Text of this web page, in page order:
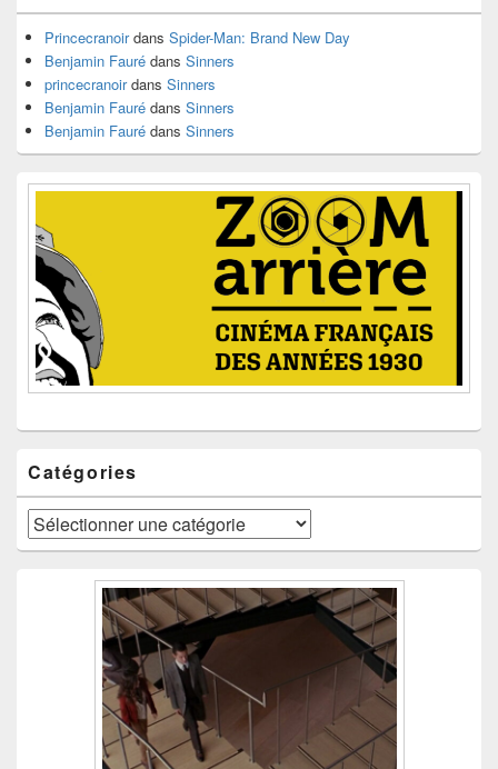
barre
latéralePrincecranoirdans Spider-Man: Brand New Day
Benjamin Fauré dans Sinners
princecranoirdans Sinners
Benjamin Fauré dans Sinners
Benjamin Fauré dans Sinners
Catégories
Catégories